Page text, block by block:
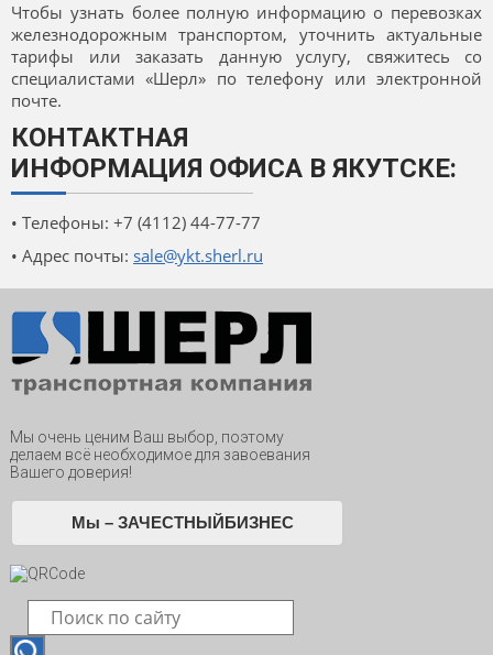
Чтобы узнать более полную информацию о перевозках
железнодорожным транспортом, уточнить актуальные
тарифы или заказать данную услугу, свяжитесь со
специалистами «Шерл» по телефону или электронной
почте.
КОНТАКТНАЯ
ИНФОРМАЦИЯ ОФИСА В ЯКУТСКЕ:
• Телефоны: +7 (4112) 44-77-77
• Адрес почты: sale@ykt.sherl.ru
Мы очень ценим Ваш выбор, поэтому
делаем всё необходимое для завоевания
Вашего доверия!
Мы – ЗАЧЕСТНЫЙБИЗНЕС